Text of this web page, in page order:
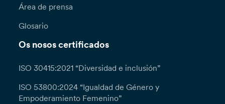
Área de prensa
Glosario
Os nosos certificados
ISO 30415:2021 “Diversidad e inclusión”
ISO 53800:2024 “Igualdad de Género y
Empoderamiento Femenino”